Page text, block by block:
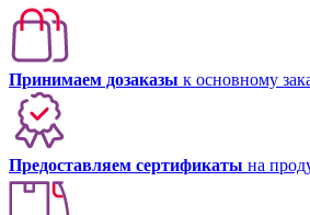
Принимаем дозаказы к основному
Предоставляем сертификаты на